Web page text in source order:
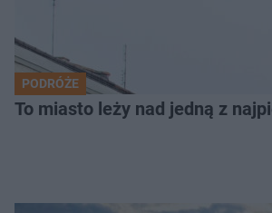
PODRÓŻE
To miasto leży nad jedną z